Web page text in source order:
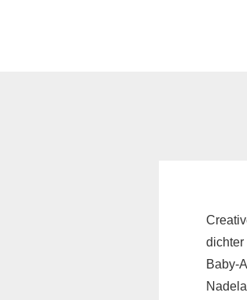
Einlagen
SnapPap &
dichter
Baby-